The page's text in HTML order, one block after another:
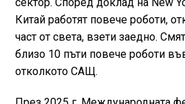
Китай работят повече роботи,
част от света, взети заедно.
близо 10 пъти повече роботи
отколкото САЩ.